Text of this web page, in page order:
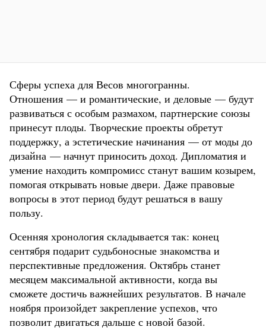
Сферы успеха для Весов многогранны.
Отношения — и романтические, и деловые — будут
развиваться с особым размахом, партнерские союзы
принесут плоды. Творческие проекты обретут
поддержку, а эстетические начинания — от моды до
дизайна — начнут приносить доход. Дипломатия и
умение находить компромисс станут вашим козырем,
помогая открывать новые двери. Даже правовые
вопросы в этот период будут решаться в вашу
пользу.
Осенняя хронология складывается так: конец
сентября подарит судьбоносные знакомства и
перспективные предложения. Октябрь станет
месяцем максимальной активности, когда вы
сможете достичь важнейших результатов. В начале
ноября произойдет закрепление успехов, что
позволит двигаться дальше с новой базой.